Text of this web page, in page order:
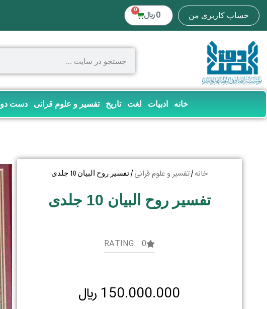
حساب کاربری من 0 ﷼ 0
خانه ادبیات لغت تاریخ تفسیر و علوم قرانی دست
خانه/تفسیر و علوم قرانی/ تفسیر روح البیان 10 جلدی
تفسیر روح البیان 10 جلدی
RATING: 0
150.000.000 ﷼